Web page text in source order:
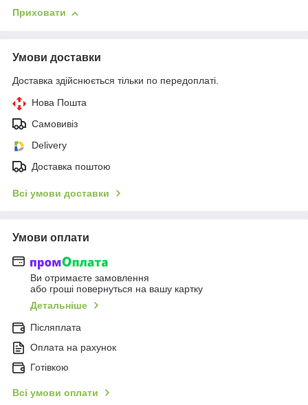
Приховати
Умови доставки
Доставка здійснюється тільки по передоплаті.
Нова Пошта
Самовивіз
Delivery
Доставка поштою
Всі умови доставки
Умови оплати
Ви отримаєте замовлення
або гроші повернуться на вашу картку
Детальніше
Післяплата
Оплата на рахунок
Готівкою
Всі умови оплати